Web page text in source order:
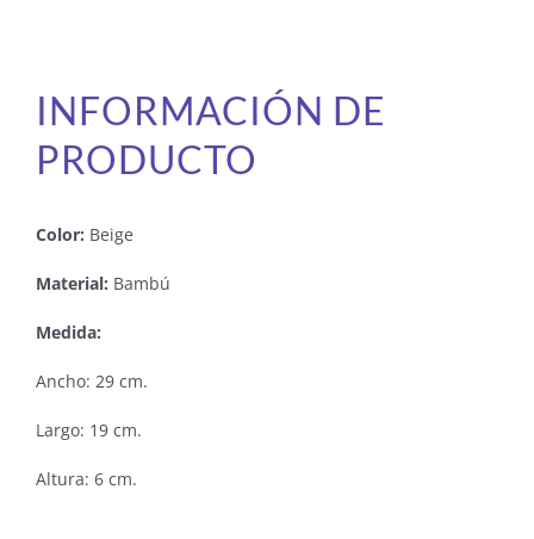
INFORMACIÓN DE
PRODUCTO
Color: Beige
Material: Bambú
Medida:
Ancho: 29 cm.
Largo: 19 cm.
Altura: 6 cm.